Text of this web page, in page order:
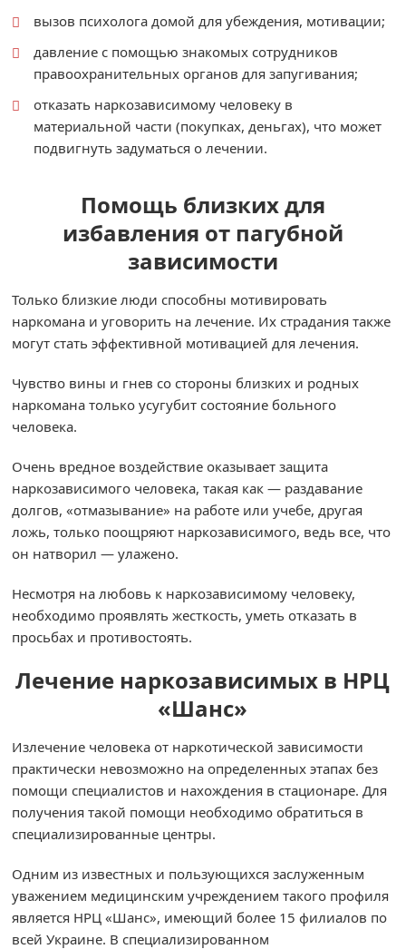
вызов психолога домой для убеждения, мотивации;
давление с помощью знакомых сотрудников
правоохранительных органов для запугивания;
отказать наркозависимому человеку в
материальной части (покупках, деньгах), что может
подвигнуть задуматься о лечении.
Помощь близких для
избавления от пагубной
зависимости
Только близкие люди способны мотивировать
наркомана и уговорить на лечение. Их страдания также
могут стать эффективной мотивацией для лечения.
Чувство вины и гнев со стороны близких и родных
наркомана только усугубит состояние больного
человека.
Очень вредное воздействие оказывает защита
наркозависимого человека, такая как — раздавание
долгов, «отмазывание» на работе или учебе, другая
ложь, только поощряют наркозависимого, ведь все, что
он натворил — улажено.
Несмотря на любовь к наркозависимому человеку,
необходимо проявлять жесткость, уметь отказать в
просьбах и противостоять.
Лечение наркозависимых в НРЦ
«Шанс»
Излечение человека от наркотической зависимости
практически невозможно на определенных этапах без
помощи специалистов и нахождения в стационаре. Для
получения такой помощи необходимо обратиться в
специализированные центры.
Одним из известных и пользующихся заслуженным
уважением медицинским учреждением такого профиля
является НРЦ «Шанс», имеющий более 15 филиалов по
всей Украине. В специализированном